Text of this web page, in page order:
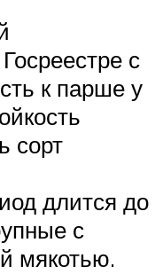
с
к парше у
сорт
длится до
с
мякотью.